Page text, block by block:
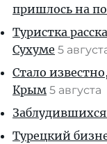
пришлось на
Туристка
Сухуме 5
Стало
Крым 5 августа
Турецкий